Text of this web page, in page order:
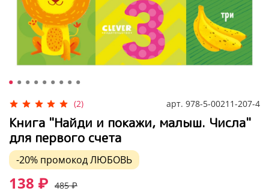
(2) арт. 978-5-00211-207-4
Книга "Найди и покажи, малыш. Числа"
для первого счета
-20% промокодЛЮБОВЬ
138 ₽ 485 ₽